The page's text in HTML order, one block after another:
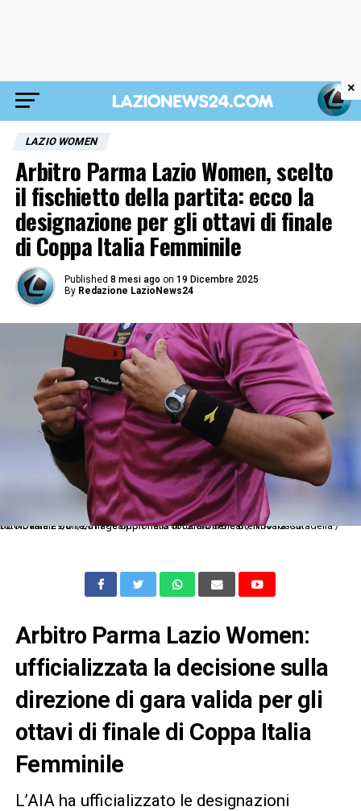
LAZIO WOMEN
Arbitro Parma Lazio Women, scelto
il fischietto della partita: ecco la
designazione per gli ottavi di finale
di Coppa Italia Femminile
Published 8 mesi ago on 19 Dicembre 2025
By Redazione LazioNews24
Db Novara 29/01/2011 - campionato di calcio serie B / Novara-Cittadella / foto Daniele Buffa/Image Sport nella foto: arbitro cartellino rosso
Arbitro Parma Lazio Women:
ufficializzata la decisione sulla
direzione di gara valida per gli
ottavi di finale di Coppa Italia
Femminile
L’AIA ha ufficializzato le designazioni
×